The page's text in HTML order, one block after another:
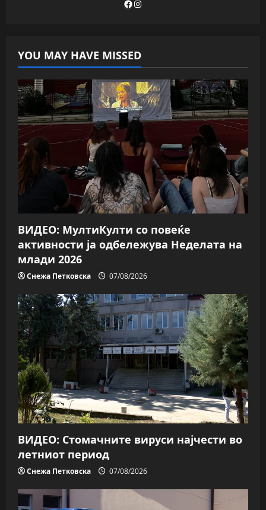
Facebook
Instagram
YOU MAY HAVE MISSED
ВИДЕО: МултиКулти со повеќе
активности ја одбележува Неделата на
млади 2026
Снежа Петковска 07/08/2026
ВИДЕО: Стомачните вируси најчести во
летниот период
Снежа Петковска 07/08/2026